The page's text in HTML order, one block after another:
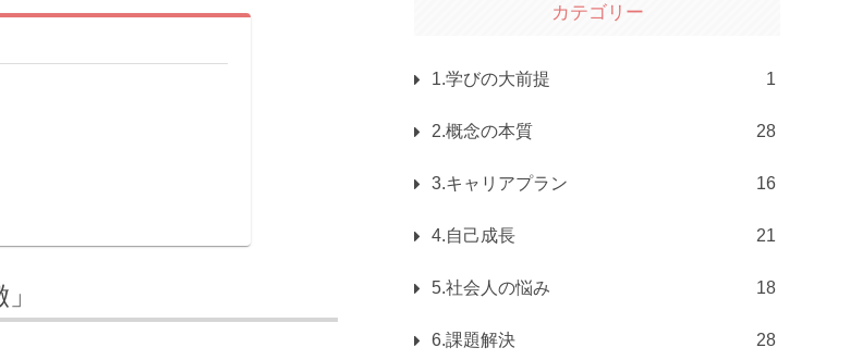
カテゴリー
1.学びの大前提 1
2.概念の本質 28
3.キャリアプラン 16
4.自己成長 21
5.社会人の悩み 18
6.課題解決 28